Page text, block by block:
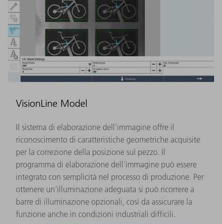
VisionLine Model
Il sistema di elaborazione dell'immagine offre il
riconoscimento di caratteristiche geometriche acquisite
per la correzione della posizione sul pezzo. Il
programma di elaborazione dell'immagine può essere
integrato con semplicità nel processo di produzione. Per
ottenere un'illuminazione adeguata si può ricorrere a
barre di illuminazione opzionali, così da assicurare la
funzione anche in condizioni industriali difficili.